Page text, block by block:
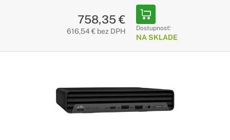
758,35 €
616,54 € bez DPH Dostupnosť:
NA SKLADE